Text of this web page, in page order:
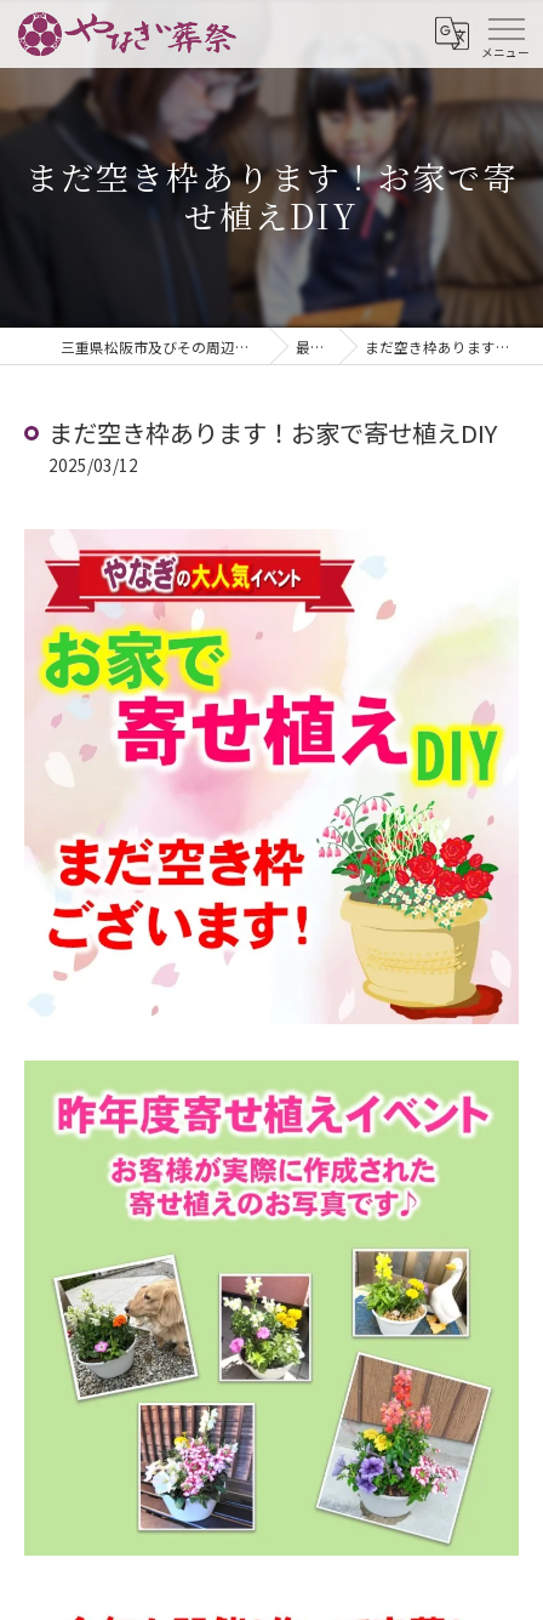
まだ空き枠あります！お家で寄
せ植えDIY
三重県松阪市及びその周辺地域の葬儀ならやなぎ葬祭 最新情報 まだ空き枠あります！お家で寄せ植えDIY
まだ空き枠あります！お家で寄せ植えDIY
2025/03/12